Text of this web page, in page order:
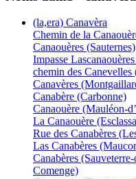
(la,era) Canavèra
Chemin de la
Canaouères (Sauternes)
Impasse
chemin des
Canavères
Canabère (Carbonne)
Canaouère (Mauléon-
La Canaouère
Rue des Canabères
Las Canabères
Canabères
Comenge)